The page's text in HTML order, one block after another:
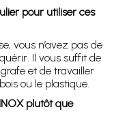
pour utiliser ces
vous n’avez pas de
Il vous suffit de
et de travailler
ou le plastique.
plutôt que